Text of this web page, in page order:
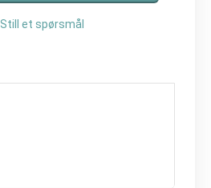
Still et spørsmål